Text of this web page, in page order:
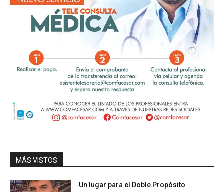
MÁS VISTOS
Un lugar para el Doble Propósito